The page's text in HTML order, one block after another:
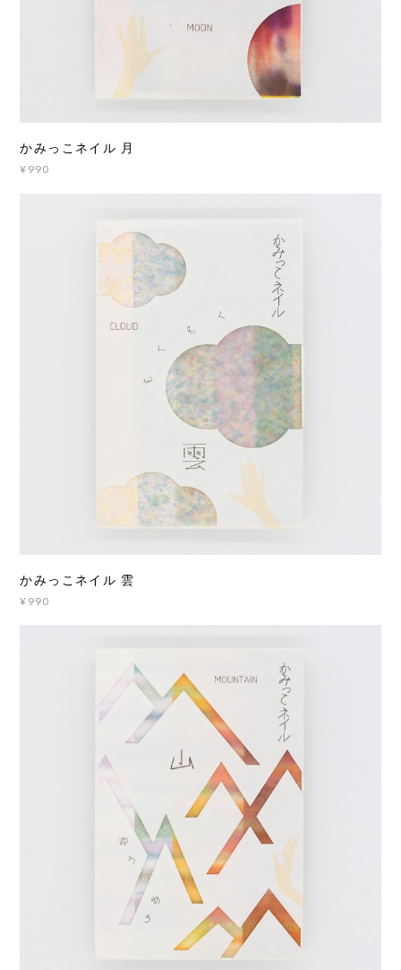
かみっこネイル 月
¥990
かみっこネイル 雲
¥990